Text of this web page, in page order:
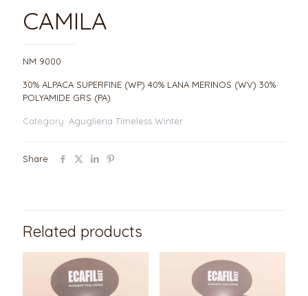
CAMILA
NM 9000
30% ALPACA SUPERFINE (WP) 40% LANA MERINOS (WV) 30%
POLYAMIDE GRS (PA)
Category: Aguglieria Timeless Winter
Share
Related products